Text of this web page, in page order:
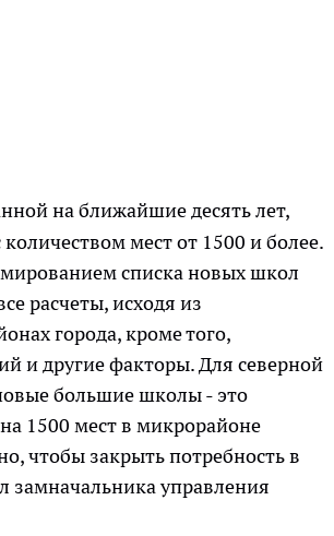
на ближайшие десять лет,
мест от 1500 и более.
списка новых школ
расчеты, исходя из
города, кроме того,
и другие факторы. Для северной
большие школы - это
1500 мест в микрорайоне
чтобы закрыть потребность в
замначальника управления